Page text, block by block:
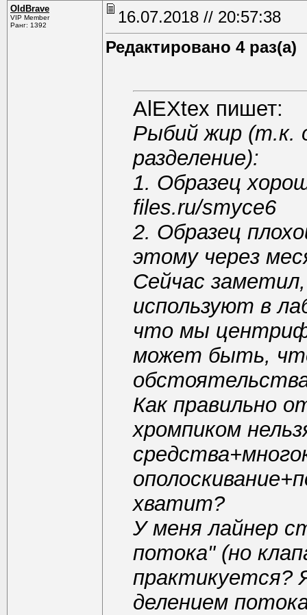
OldBrave
VIP Member
Ранг: 1392
16.07.2018 // 20:57:38
Редактировано 4 раз(а)
AlEXtex пишет:
Рыбий жир (т.к.
разделение):
1. Образец
files.ru/smyce6
2. Образец
этому через
Сейчас
используют в
что мы
может быть,
Как правильно
хромпиком
хватит?
У меня лайнер
потока" (но
практикуется?
делением